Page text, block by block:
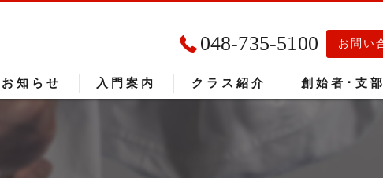
048-735-5100 お問い
お知らせ 入門案内 クラス紹介 創始者･支